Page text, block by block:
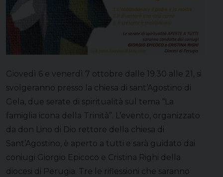
Giovedì 6 e venerdì 7 ottobre dalle 19.30 alle 21, si
svolgeranno presso la chiesa di sant’Agostino di
Gela, due serate di spiritualità sul tema “La
famiglia icona della Trinità”. L’evento, organizzato
da don Lino di Dio rettore della chiesa di
Sant’Agostino, è aperto a tutti e sarà guidato dai
coniugi Giorgio Epicoco e Cristina Righi della
diocesi di Perugia. Tre le riflessioni che saranno